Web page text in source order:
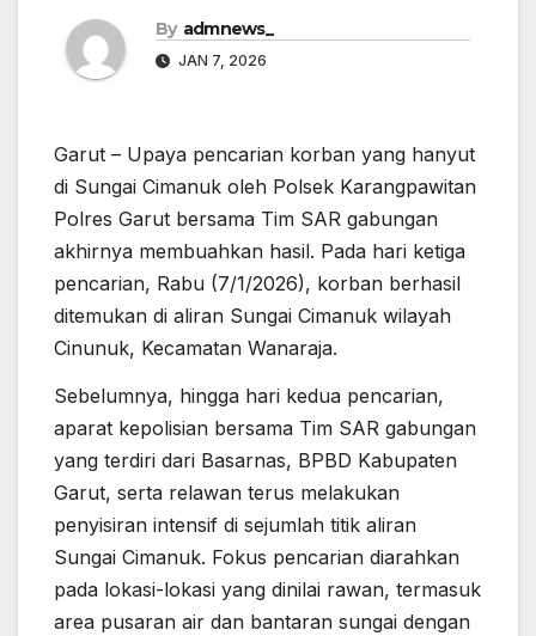
By admnews_
JAN 7, 2026
Garut – Upaya pencarian korban yang hanyut
di Sungai Cimanuk oleh Polsek Karangpawitan
Polres Garut bersama Tim SAR gabungan
akhirnya membuahkan hasil. Pada hari ketiga
pencarian, Rabu (7/1/2026), korban berhasil
ditemukan di aliran Sungai Cimanuk wilayah
Cinunuk, Kecamatan Wanaraja.
Sebelumnya, hingga hari kedua pencarian,
aparat kepolisian bersama Tim SAR gabungan
yang terdiri dari Basarnas, BPBD Kabupaten
Garut, serta relawan terus melakukan
penyisiran intensif di sejumlah titik aliran
Sungai Cimanuk. Fokus pencarian diarahkan
pada lokasi-lokasi yang dinilai rawan, termasuk
area pusaran air dan bantaran sungai dengan